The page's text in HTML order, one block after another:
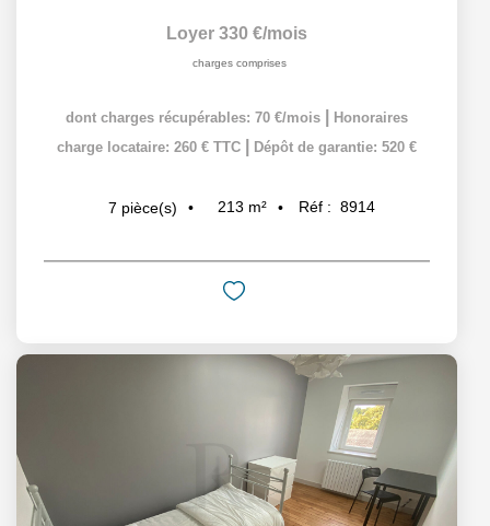
Loyer 330 €/mois
charges comprises
dont charges récupérables: 70 €/mois
Honoraires
charge locataire: 260 € TTC
Dépôt de garantie: 520 €
7 pièce(s) 213 m² Réf : 8914